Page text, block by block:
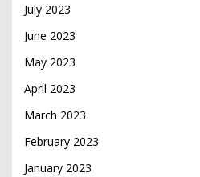
July 2023
June 2023
May 2023
April 2023
March 2023
February 2023
January 2023